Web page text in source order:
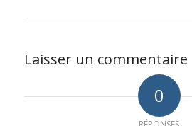
Laisser un commentaire
0